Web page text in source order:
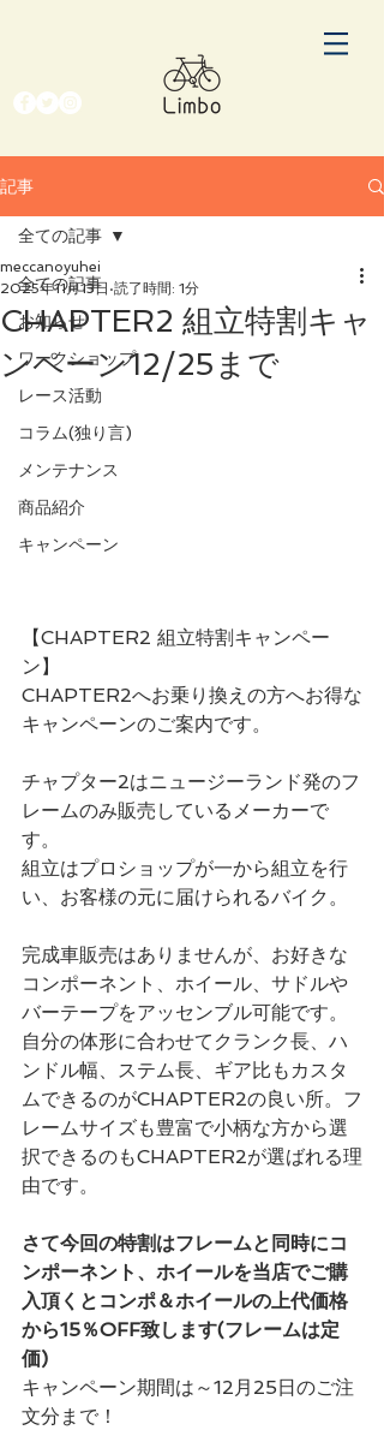
記事
全ての記事
お知らせ
ワークショップ
レース活動
コラム(独り言)
メンテナンス
商品紹介
キャンペーン
全ての記事
CHAPTER2 組立特割キャ
ンペーン12/25まで
meccanoyuhei
2025年11月13日 読了時間: 1分
【CHAPTER2 組立特割キャンペー
ン】
CHAPTER2へお乗り換えの方へお得な
キャンペーンのご案内です。
チャプター2はニュージーランド発のフ
レームのみ販売しているメーカーで
す。
組立はプロショップが一から組立を行
い、お客様の元に届けられるバイク。
完成車販売はありませんが、お好きな
コンポーネント、ホイール、サドルや
バーテープをアッセンブル可能です。
自分の体形に合わせてクランク長、ハ
ンドル幅、ステム長、ギア比もカスタ
ムできるのがCHAPTER2の良い所。フ
レームサイズも豊富で小柄な方から選
択できるのもCHAPTER2が選ばれる理
由です。
さて今回の特割はフレームと同時にコ
ンポーネント、ホイールを当店でご購
入頂くとコンポ＆ホイールの上代価格
から15％OFF致します(フレームは定
価)
キャンペーン期間は～12月25日のご注
文分まで！